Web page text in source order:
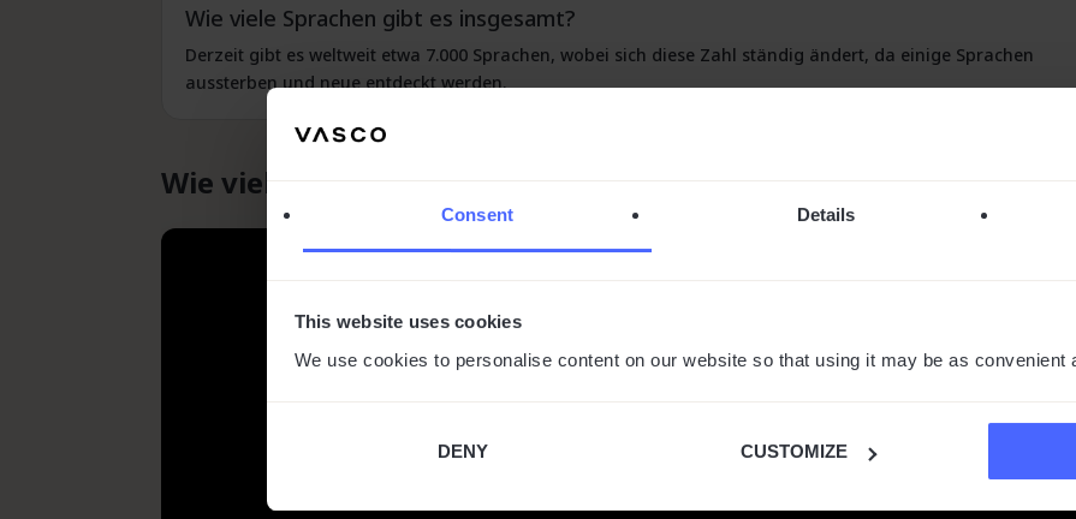
Consent Details
This website uses cookies
We use cookies to personalise content on our website so that using it may be as convenient
DENY CUSTOMIZE
Wie viele Sprachen gibt es insgesamt?
Derzeit gibt es weltweit etwa 7.000 Sprachen, wobei sich diese Zahl ständig ändert, da einige Sprachen
aussterben und neue entdeckt werden.
Wie viele Sprachen gibt es, die weltweit gesprochen werden?